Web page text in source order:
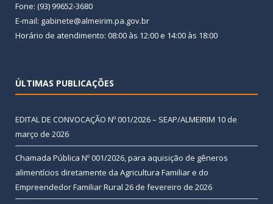
Fone: (93) 99652-3680
E-mail: gabinete@almeirim.pa.gov.br
Horário de atendimento: 08:00 às 12:00 e 14:00 às 18:00
ÚLTIMAS PUBLICAÇÕES
EDITAL DE CONVOCAÇÃO Nº 001/2026 – SEAP/ALMEIRIM 10 de
março de 2026
Chamada Pública Nº 001/2026, para aquisição de gêneros
alimentícios diretamente da Agricultura Familiar e do
Empreendedor Familiar Rural 26 de fevereiro de 2026